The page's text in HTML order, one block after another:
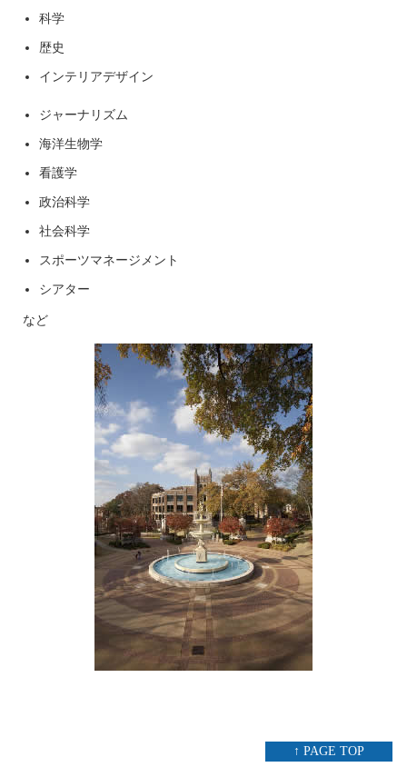
科学
歴史
インテリアデザイン
ジャーナリズム
海洋生物学
看護学
政治科学
社会科学
スポーツマネージメント
シアター
など
↑ PAGE TOP